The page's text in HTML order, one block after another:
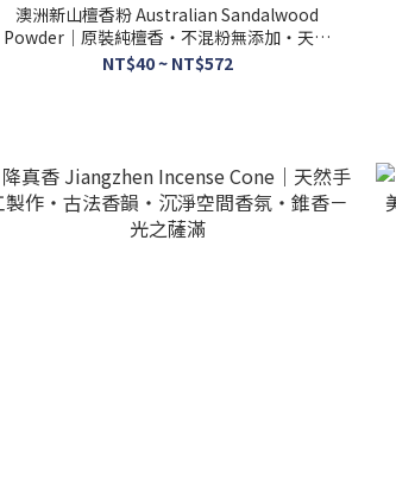
澳洲新山檀香粉 Australian Sandalwood
Powder｜原裝純檀香・不混粉無添加・天然
木質香材 -光之薩滿
NT$40 ~ NT$572